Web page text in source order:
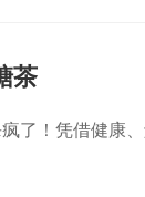
茶
了！凭借健康